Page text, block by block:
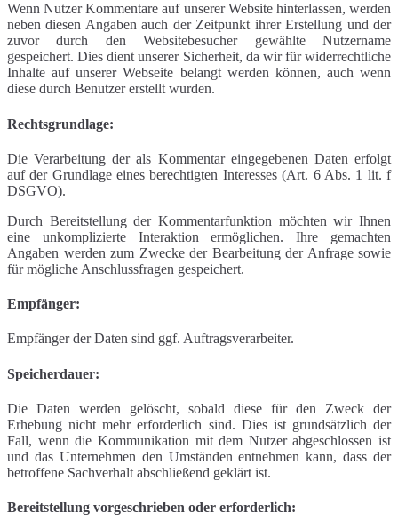
Wenn Nutzer Kommentare auf unserer Website hinterlassen, werden
neben diesen Angaben auch der Zeitpunkt ihrer Erstellung und der
zuvor durch den Websitebesucher gewählte Nutzername
gespeichert. Dies dient unserer Sicherheit, da wir für widerrechtliche
Inhalte auf unserer Webseite belangt werden können, auch wenn
diese durch Benutzer erstellt wurden.
Rechtsgrundlage:
Die Verarbeitung der als Kommentar eingegebenen Daten erfolgt
auf der Grundlage eines berechtigten Interesses (Art. 6 Abs. 1 lit. f
DSGVO).
Durch Bereitstellung der Kommentarfunktion möchten wir Ihnen
eine unkomplizierte Interaktion ermöglichen. Ihre gemachten
Angaben werden zum Zwecke der Bearbeitung der Anfrage sowie
für mögliche Anschlussfragen gespeichert.
Empfänger:
Empfänger der Daten sind ggf. Auftragsverarbeiter.
Speicherdauer:
Die Daten werden gelöscht, sobald diese für den Zweck der
Erhebung nicht mehr erforderlich sind. Dies ist grundsätzlich der
Fall, wenn die Kommunikation mit dem Nutzer abgeschlossen ist
und das Unternehmen den Umständen entnehmen kann, dass der
betroffene Sachverhalt abschließend geklärt ist.
Bereitstellung vorgeschrieben oder erforderlich: